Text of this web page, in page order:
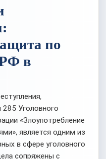
по
в
Уголовного
«Злоупотребление
является одним из
в сфере уголовного
сопряжены с